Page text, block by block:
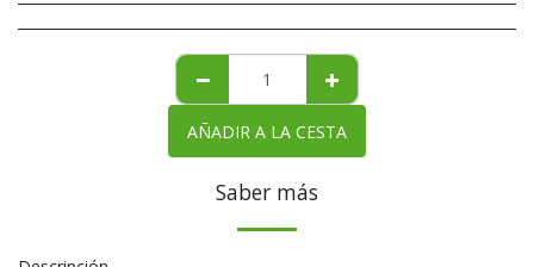
AÑADIR A LA CESTA
Saber más